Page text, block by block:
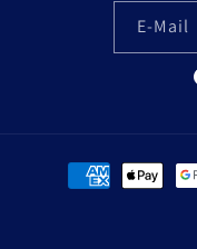
E-Mail
Zahlungsmethoden